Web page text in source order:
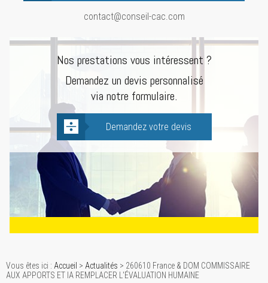
contact@conseil-cac.com
Nos prestations vous intéressent ?
Demandez un devis personnalisé
via notre formulaire.
Demandez votre devis
Vous êtes ici : Accueil > Actualités > 260610 France & DOM COMMISSAIRE
AUX APPORTS ET IA REMPLACER L'ÉVALUATION HUMAINE